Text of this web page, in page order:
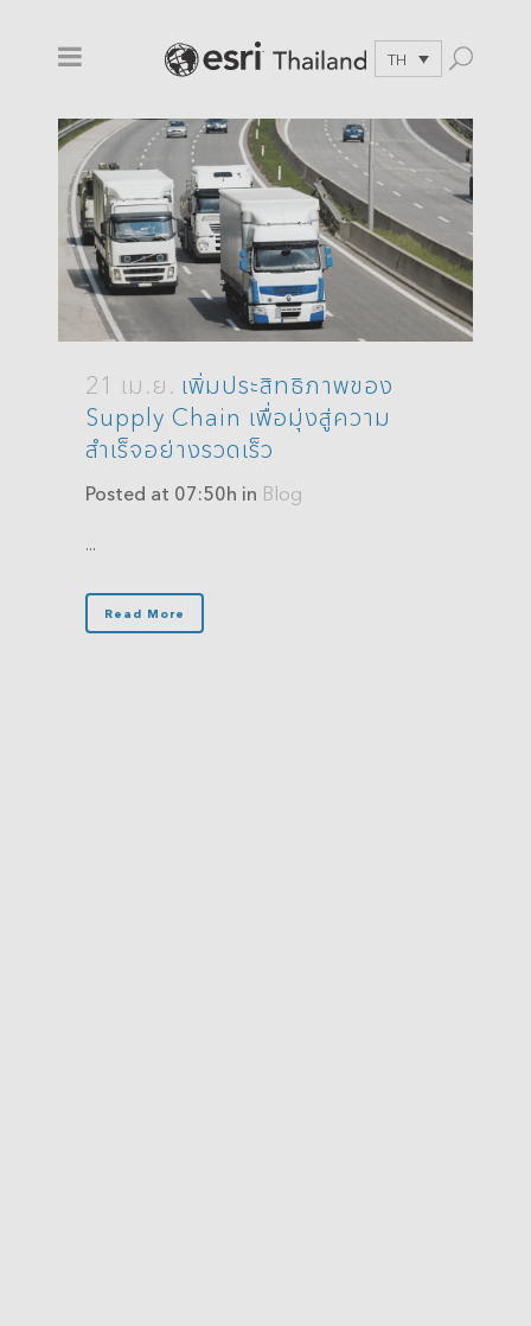
TH
21 เม.ย. เพิ่มประสิทธิภาพของ
Supply Chain เพื่อมุ่งสู่ความ
สำเร็จอย่างรวดเร็ว
Posted at 07:50h in Blog
...
Read More